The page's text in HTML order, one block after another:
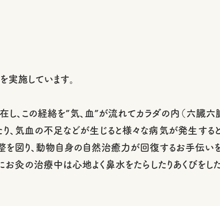
実施しています。
、この経絡を”気、血”が流れてカラダの内（六臓六
、気血の不足などが生じると様々な病気が発生する
を図り、動物自身の自然治癒力が回復するお手伝い
の治療中は心地よく鼻水をたらしたりあくびをした